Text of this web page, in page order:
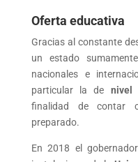
Oferta educativa
Gracias al constante
un estado
nacionales e
particular la de nivel
finalidad de contar
preparado.
En 2018 el